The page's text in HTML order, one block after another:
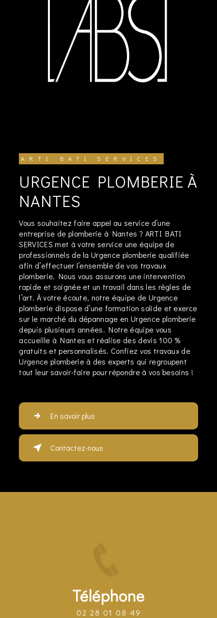
ARTI BATI SERVICES
URGENCE PLOMBERIE À
NANTES
Vous souhaitez faire appel au service d’une
entreprise de plomberie à Nantes ? ARTI BATI
SERVICES met à votre service une équipe de
professionnels de la Urgence plomberie qualifiée
afin d’effectuer l’ensemble de vos travaux
plomberie. Nous vous assurons une intervention
rapide et soignée et un travail dans les règles de
l’art. À votre écoute, notre équipe de Urgence
plomberie dispose d’une formation solide et exerce
sur le marché du dépannage en Urgence plomberie
depuis plusieurs années. Notre équipe vous
accueille à Nantes et réalise des devis 100 %
gratuits et personnalisés. Confiez vos travaux de
Urgence plomberie à des experts qui regroupent
tout leur savoir-faire pour répondre à vos besoins !
En savoir plus
Contactez-nous
Téléphone
02 28 01 08 49